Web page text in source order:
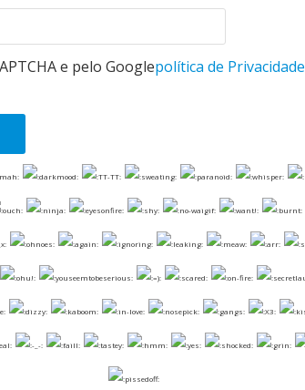
e pelo Googlepolítica de Privacidade